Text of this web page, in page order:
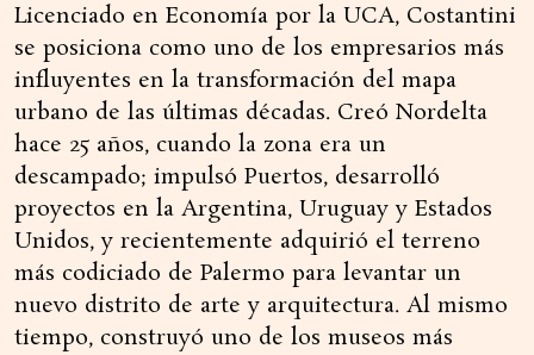
Licenciado en Economía por la UCA, Costantini
se posiciona como uno de los empresarios más
influyentes en la transformación del mapa
urbano de las últimas décadas. Creó Nordelta
hace 25 años, cuando la zona era un
descampado; impulsó Puertos, desarrolló
proyectos en la Argentina, Uruguay y Estados
Unidos, y recientemente adquirió el terreno
más codiciado de Palermo para levantar un
nuevo distrito de arte y arquitectura. Al mismo
tiempo, construyó uno de los museos más